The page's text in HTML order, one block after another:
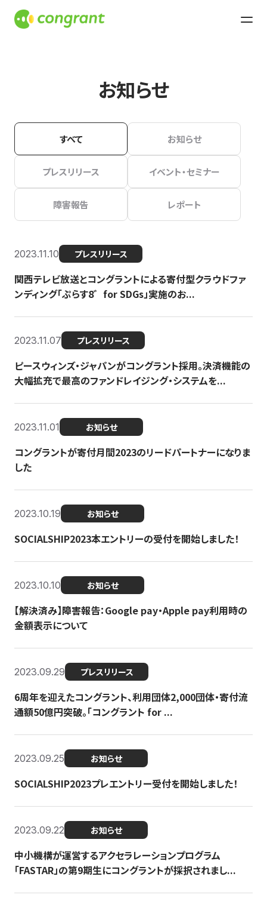
お知らせ
すべて お知らせ
プレスリリース イベント・セミナー
障害報告 レポート
2023.11.10 プレスリリース
関西テレビ放送とコングラントによる寄付型クラウドファ
ンディング「ぷらす8゛for SDGs」実施のお...
2023.11.07 プレスリリース
ピースウィンズ・ジャパンがコングラント採用。決済機能の
大幅拡充で最高のファンドレイジング・システムを...
2023.11.01 お知らせ
コングラントが寄付月間2023のリードパートナーになりま
した
2023.10.19 お知らせ
SOCIALSHIP2023本エントリーの受付を開始しました！
2023.10.10 お知らせ
【解決済み】障害報告：Google pay・Apple pay利用時の
金額表示について
2023.09.29 プレスリリース
6周年を迎えたコングラント、利用団体2,000団体・寄付流
通額50億円突破。「コングラント for ...
2023.09.25 お知らせ
SOCIALSHIP2023プレエントリー受付を開始しました！
2023.09.22 お知らせ
中小機構が運営するアクセラレーションプログラム
「FASTAR」の第9期生にコングラントが採択されまし...